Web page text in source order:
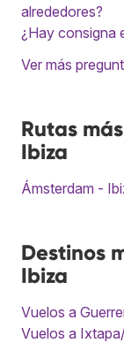
alrededores?
¿Hay consigna
Ver más
Rutas
Ibiza
Ámsterdam -
Destinos
Ibiza
Vuelos a
Vuelos a